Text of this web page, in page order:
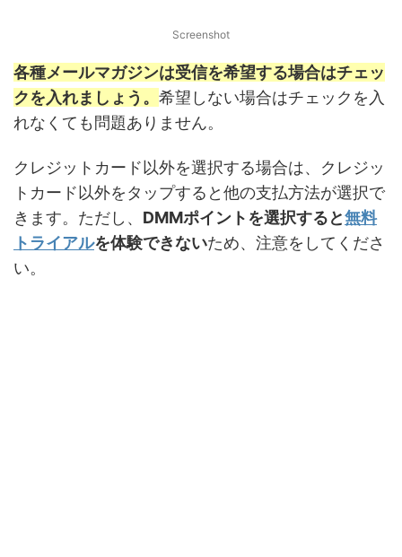
Screenshot
各種メールマガジンは受信を希望する場合はチェッ
クを入れましょう。 希望しない場合はチェックを入
れなくても問題ありません。
クレジットカード以外を選択する場合は、クレジッ
トカード以外をタップすると他の支払方法が選択で
きます。ただし、 DMMポイントを選択すると無料
トライアルを体験できないため、注意をしてくださ
い。